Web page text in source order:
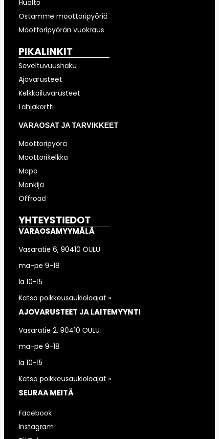
Huolto
Ostamme moottoripyöriä
Moottoripyörän vuokraus
PIKALINKIT
Soveltuvuushaku
Ajovarusteet
Kelkkailuvarusteet
Lahjakortti
VARAOSAT JA TARVIKKEET
Moottoripyörä
Moottorikelkka
Mopo
Mönkijä
Offroad
YHTEYSTIEDOT
VARAOSAMYYMÄLÄ
Vasaratie 6, 90410 OULU
ma-pe 9-18
la 10-15
Katso poikkeusaukioloajat »
AJOVARUSTEET JA LAITEMYYNTI
Vasaratie 2, 90410 OULU
ma-pe 9-18
la 10-15
Katso poikkeusaukioloajat »
SEURAA MEITÄ
Facebook
Instagram